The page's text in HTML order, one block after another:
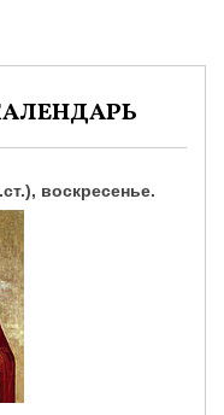
воскресенье.